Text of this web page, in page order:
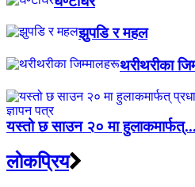
झुपडि र महल
थरीथरीका
यस्तो छ साउन २० मा हुलाकमार्फत्...
लाेकप्रिय